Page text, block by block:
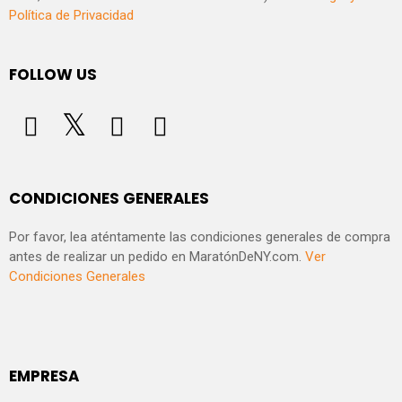
Política de Privacidad
FOLLOW US
CONDICIONES GENERALES
Por favor, lea aténtamente las condiciones generales de compra
antes de realizar un pedido en MaratónDeNY.com. Ver
Condiciones Generales
EMPRESA